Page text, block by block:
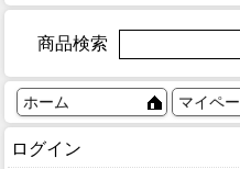
商品検索
ホーム マイペ
ログイン